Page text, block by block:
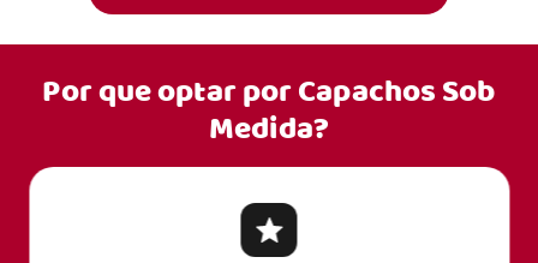
Por que optar porCapachos Sob
Medida?